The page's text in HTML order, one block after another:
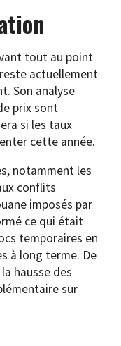
tout au point
actuellement
Son analyse
prix sont
si les taux
cette année.
notamment les
conflits
imposés par
ce qui était
temporaires en
à long terme. De
hausse des
sur